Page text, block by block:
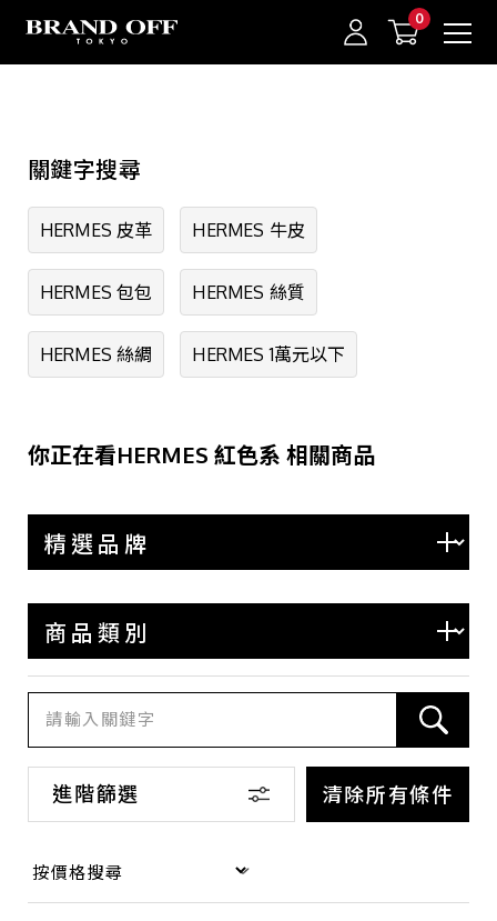
中古名牌業界No.1的BRAND OFF。BRAND OFF官網購物/h1>
登入/註冊
關鍵字搜尋
HERMES 皮革 HERMES 牛皮
HERMES 包包 HERMES 絲質
HERMES 絲綢 HERMES 1萬元以下
你正在看HERMES 紅色系 相關商品
進階篩選 清除所有條件
HERMES
CHANEL
LOUIS VUITTON
GUCCI
PRADA
BVLGARI
TIFFANY
BOTTEGA VENETA
BALENCIAGA
LOEWE
SAINT LAURENT
其他
商品類別
包款
錢包·飾物